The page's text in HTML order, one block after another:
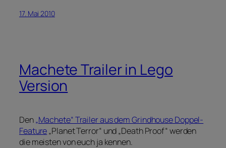
17. Mai 2010
Machete Trailer in Lego
Version
Den„Machete“ Trailer aus dem Grindhouse Doppel-
Feature„Planet Terror“ und „Death Proof“ werden
die meisten von euch ja kennen.